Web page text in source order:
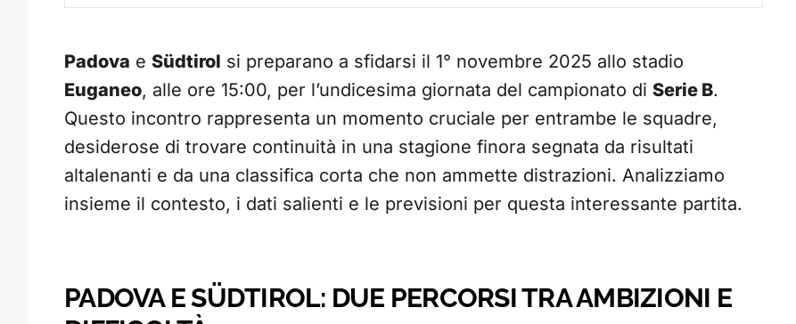
Padova e Südtirol si preparano a sfidarsi il 1° novembre 2025 allo stadio
Euganeo, alle ore 15:00, per l’undicesima giornata del campionato di Serie B.
Questo incontro rappresenta un momento cruciale per entrambe le squadre,
desiderose di trovare continuità in una stagione finora segnata da risultati
altalenanti e da una classifica corta che non ammette distrazioni. Analizziamo
insieme il contesto, i dati salienti e le previsioni per questa interessante partita.
PADOVA E SÜDTIROL: DUE PERCORSI TRA AMBIZIONI E